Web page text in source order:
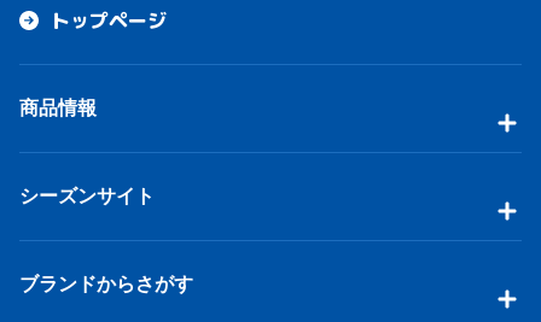
トップページ
商品情報
シーズンサイト
ブランドからさがす